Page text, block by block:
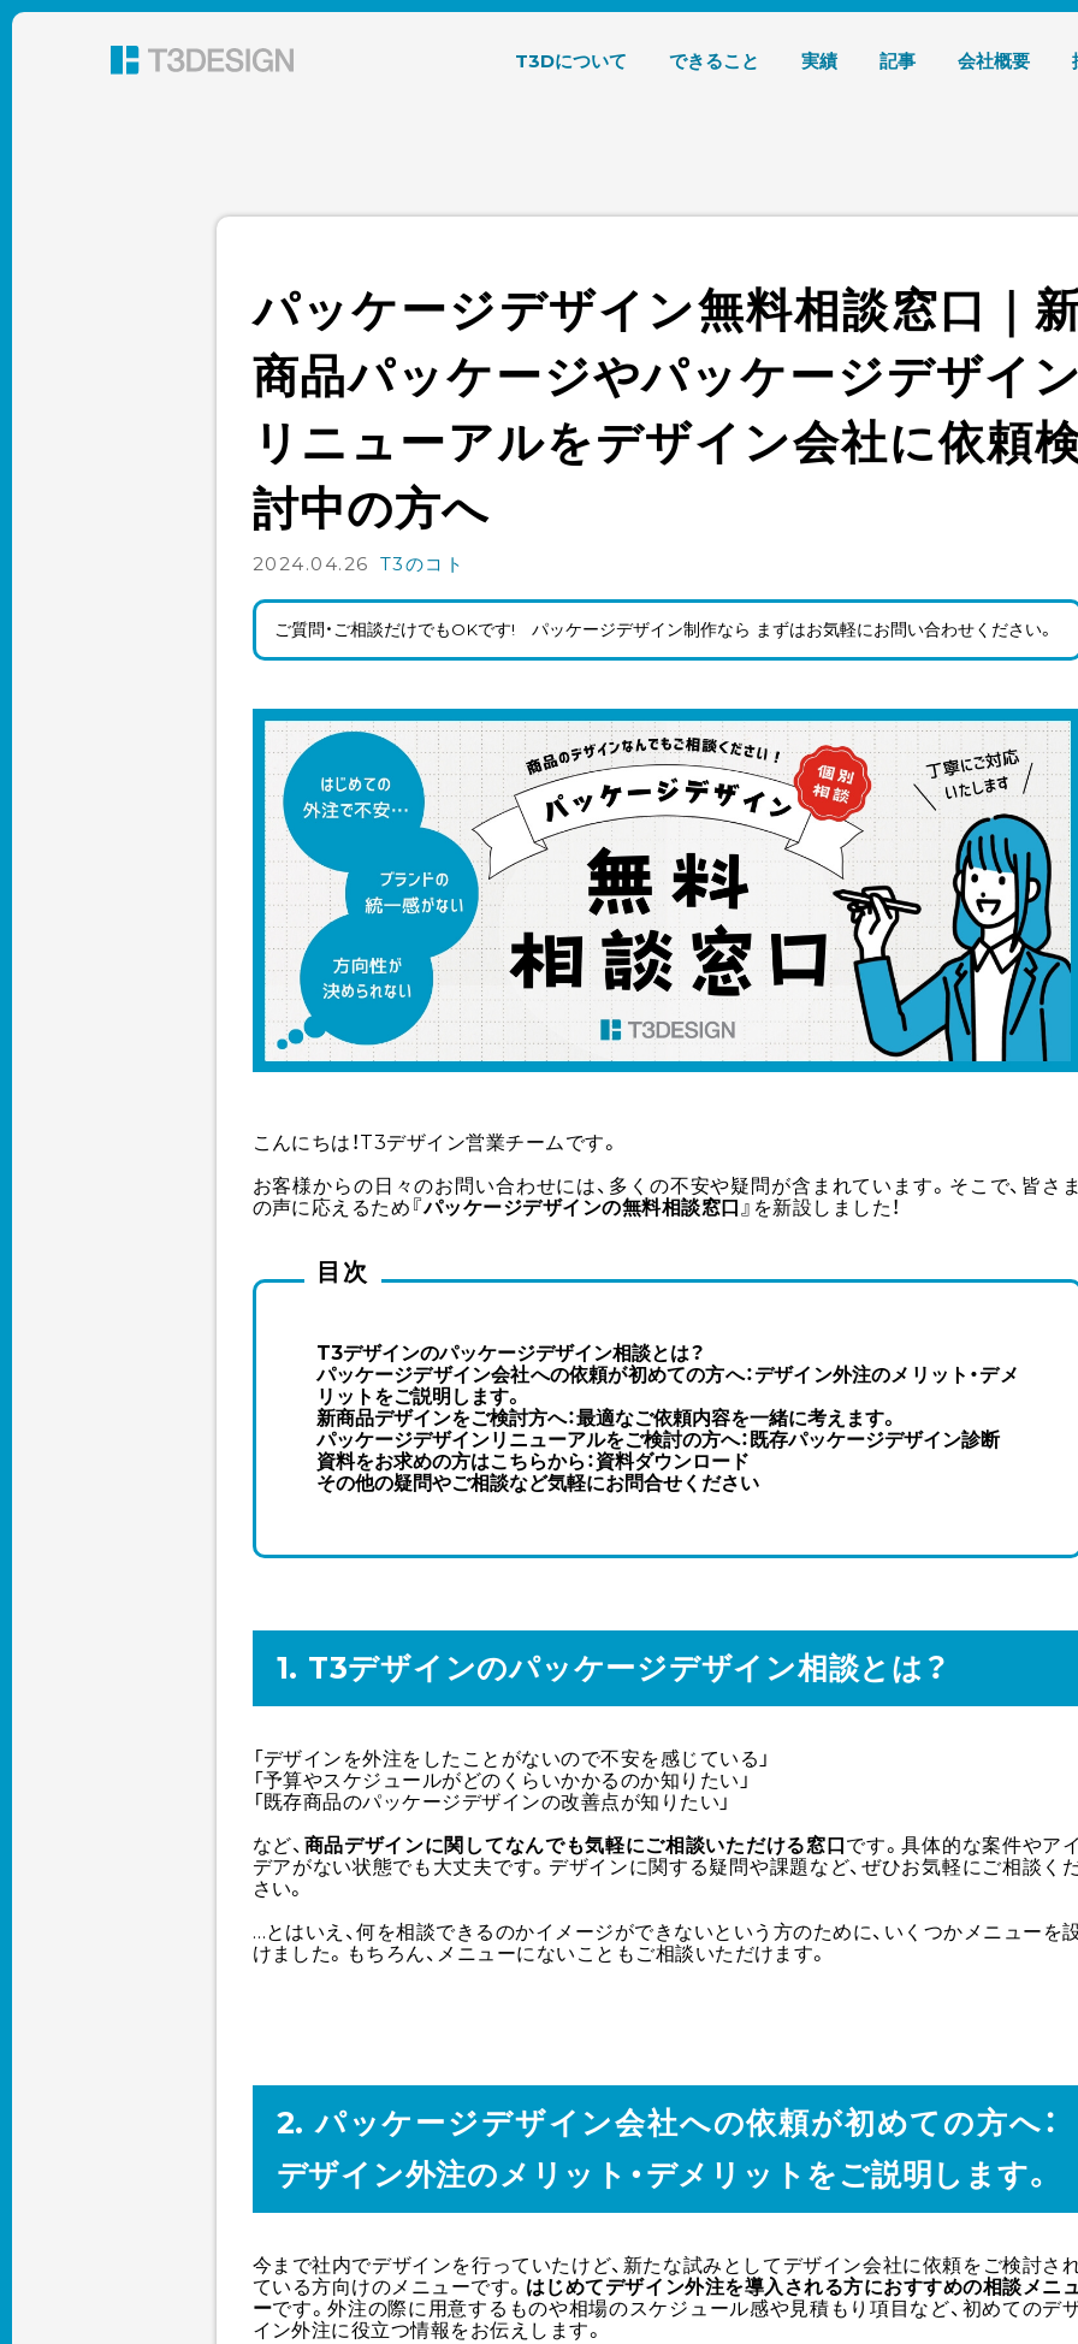
東京都渋谷のパッケージデザイン・グラフィックデザイン 株式会社T3デザイン
T3Dについて できること 実績 記事 会社概要
パッケージデザイン無料相談窓口｜
商品パッケージやパッケージデザイ
リニューアルをデザイン会社に依頼
討中の方へ
2024.04.26 T3のコト
ご質問・ご相談だけでもOKです! パッケージデザイン制作なら まずはお気軽にお問い合わせください。
こんにちは！T3デザイン営業チームです。
お客様からの日々のお問い合わせには、多くの不安や疑問が含まれています。そこで、皆さ
の声に応えるため『パッケージデザインの無料相談窓口 』を新設しました！
目次
T3デザインのパッケージデザイン相談とは？
パッケージデザイン会社への依頼が初めての方へ：デザイン外注のメリット・デメ
リットをご説明します。
新商品デザインをご検討方へ：最適なご依頼内容を一緒に考えます。
パッケージデザインリニューアルをご検討の方へ：既存パッケージデザイン診断
資料をお求めの方はこちらから：資料ダウンロード
その他の疑問やご相談など気軽にお問合せください
1. T3デザインのパッケージデザイン相談とは？
「デザインを外注をしたことがないので不安を感じている」
「予算やスケジュールがどのくらいかかるのか知りたい」
「既存商品のパッケージデザインの改善点が知りたい」
など、 商品デザインに関してなんでも気軽にご相談いただける窓口 です。具体的な案件やア
デアがない状態でも大丈夫です。デザインに関する疑問や課題など、ぜひお気軽にご相談く
さい。
…とはいえ、何を相談できるのかイメージができないという方のために、いくつかメニューを
けました。もちろん、メニューにないこともご相談いただけます。
2. パッケージデザイン会社への依頼が初めての方へ：
デザイン外注のメリット・デメリットをご説明します。
今まで社内でデザインを行っていたけど、新たな試みとしてデザイン会社に依頼をご検討さ
ている方向けのメニューです。 はじめてデザイン外注を導入される方におすすめの相談メニ
ーです。外注の際に用意するものや相場のスケジュール感や見積もり項目など、初めてのデ
イン外注に役立つ情報をお伝えします。